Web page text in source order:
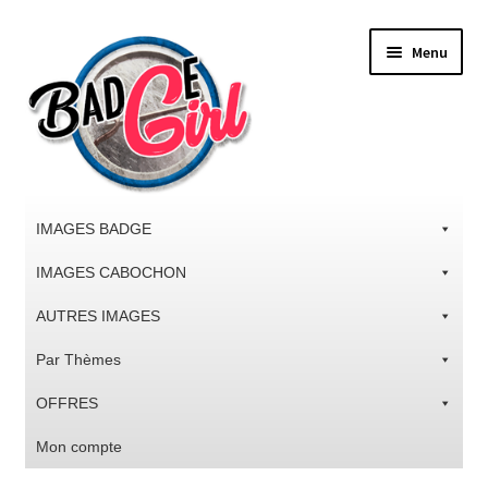
la
navigation
contenu
Menu
IMAGES BADGE
IMAGES CABOCHON
AUTRES IMAGES
Par Thèmes
OFFRES
Mon compte